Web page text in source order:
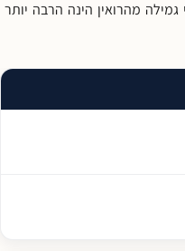
מהרואין הינה הרבה יותר